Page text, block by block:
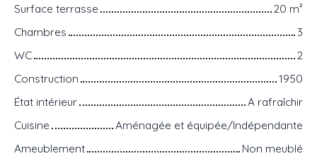
Surface terrasse
20 m²
Chambres
3
WC
2
Construction
1950
État intérieur
A rafraîchir
Cuisine
Aménagée et équipée/Indépendante
Ameublement
Non meublé